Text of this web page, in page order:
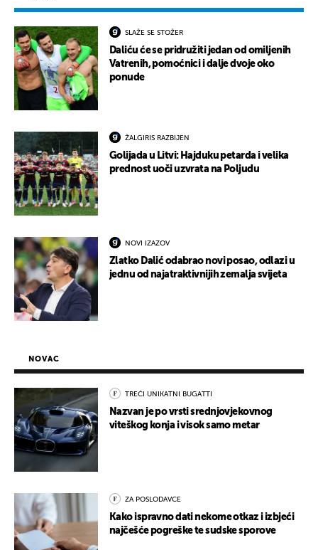
SLAŽE SE STOŽER
Daliću će se pridružiti jedan od omiljenih
Vatrenih, pomoćnici i dalje dvoje oko
ponude
ŽALGIRIS RAZBIJEN
Golijada u Litvi: Hajduku petarda i velika
prednost uoči uzvrata na Poljudu
NOVI IZAZOV
Zlatko Dalić odabrao novi posao, odlazi u
jednu od najatraktivnijih zemalja svijeta
NOVAC
TREĆI UNIKATNI BUGATTI
Nazvan je po vrsti srednjovjekovnog
viteškog konja i visok samo metar
ZA POSLODAVCE
Kako ispravno dati nekome otkaz i izbjeći
najčešće pogreške te sudske sporove